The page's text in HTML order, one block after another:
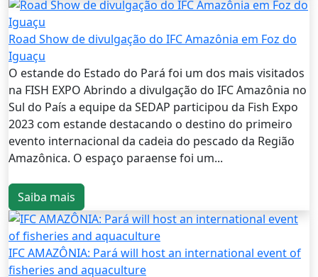
Road Show de divulgação do IFC Amazônia em Foz do
Iguaçu
O estande do Estado do Pará foi um dos mais visitados
na FISH EXPO Abrindo a divulgação do IFC Amazônia no
Sul do País a equipe da SEDAP participou da Fish Expo
2023 com estande destacando o destino do primeiro
evento internacional da cadeia do pescado da Região
Amazônica. O espaço paraense foi um...
Saiba mais
IFC AMAZÔNIA: Pará will host an international event of
fisheries and aquaculture